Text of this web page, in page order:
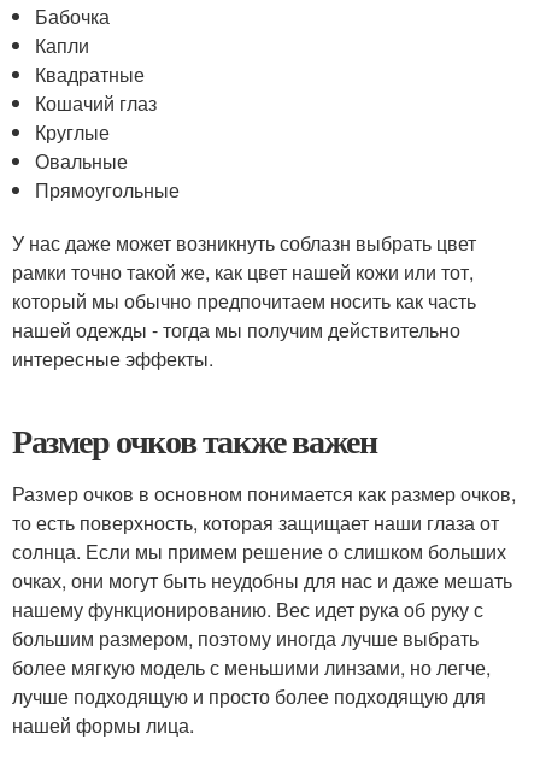
Бабочка
Капли
Квадратные
Кошачий глаз
Круглые
Овальные
Прямоугольные
У нас даже может возникнуть соблазн выбрать цвет
рамки точно такой же, как цвет нашей кожи или тот,
который мы обычно предпочитаем носить как часть
нашей одежды - тогда мы получим действительно
интересные эффекты.
Размер очков также важен
Размер очков в основном понимается как размер очков,
то есть поверхность, которая защищает наши глаза от
солнца. Если мы примем решение о слишком больших
очках, они могут быть неудобны для нас и даже мешать
нашему функционированию. Вес идет рука об руку с
большим размером, поэтому иногда лучше выбрать
более мягкую модель с меньшими линзами, но легче,
лучше подходящую и просто более подходящую для
нашей формы лица.